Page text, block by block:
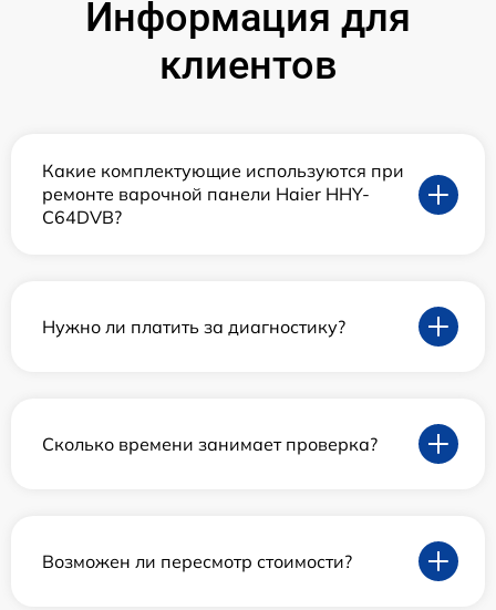
Информация для
клиентов
Какие комплектующие используются при
ремонте варочной панели Haier HHY-
C64DVB?
Нужно ли платить за диагностику?
Сколько времени занимает проверка?
Возможен ли пересмотр стоимости?